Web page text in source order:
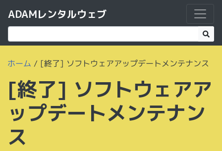
ADAMレンタルウェブ
ホーム / [終了] ソフトウェアアップデートメンテナンス
[終了] ソフトウェアア
ップデートメンテナン
ス